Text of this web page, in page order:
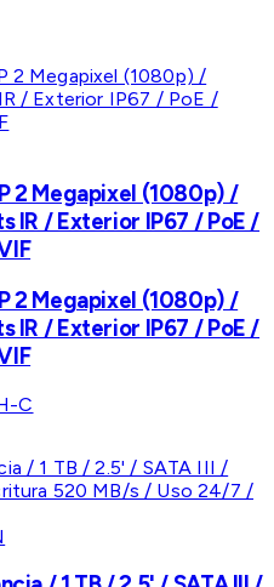
2 Megapixel (1080p) /
IR / Exterior IP67 / PoE /
2 Megapixel (1080p) /
IR / Exterior IP67 / PoE /
C